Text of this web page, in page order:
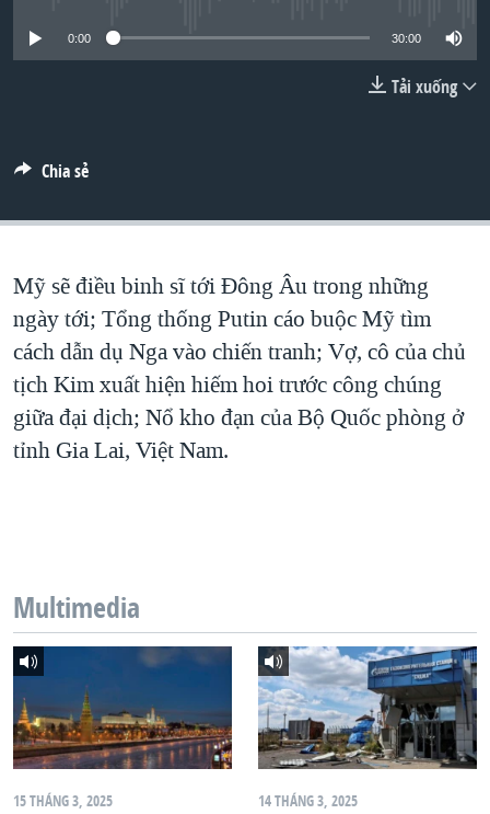
"Tìm"
ĐỜI SỐNG
SỨC KHOẺ
VĂN HOÁ
GIÁO DỤC
HÀNH TRÌNH BẦU CỬ 2024
NGÀY TỊ NẠN THẾ GIỚI
CHI PHÍ CHIẾN TRANH AFGHANISTAN
CÁC GIÁ TRỊ CỘNG HÒA Ở VIỆT NAM
THƯỢNG ĐỈNH TRUMP-KIM TẠI VIỆT NAM
TRỊNH VĨNH BÌNH VS. CHÍNH PHỦ VIỆT NAM
NGƯ DÂN VIỆT VÀ LÀN SÓNG TRỘM HẢI SÂM
NGHE
Ngôn ngữ khác
0:00 30:00
Tải xuống
Chia sẻ
Mỹ sẽ điều binh sĩ tới Đông Âu trong những
ngày tới; Tổng thống Putin cáo buộc Mỹ tìm
cách dẫn dụ Nga vào chiến tranh; Vợ, cô của chủ
tịch Kim xuất hiện hiếm hoi trước công chúng
giữa đại dịch; Nổ kho đạn của Bộ Quốc phòng ở
tỉnh Gia Lai, Việt Nam.
Multimedia
15 THÁNG 3, 2025 14 THÁNG 3, 2025